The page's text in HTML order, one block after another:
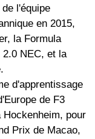
l'équipe
en 2015,
la Formula
2.0 NEC, et la
d'apprentissage
de F3
pour
Prix de Macao,